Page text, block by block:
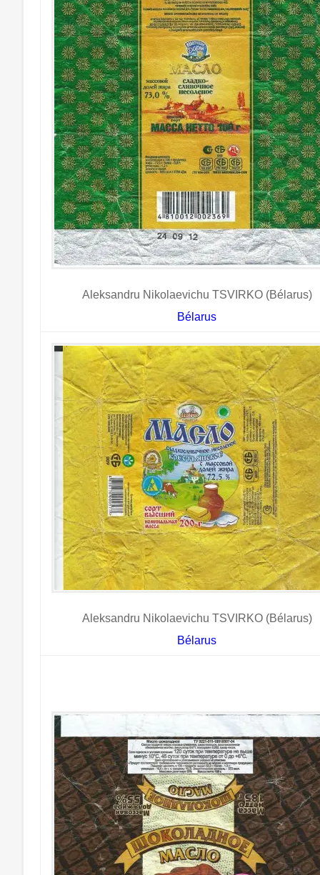
Aleksandru Nikolaevichu TSVIRKO (Bélarus)
Bélarus
Aleksandru Nikolaevichu TSVIRKO (Bélarus)
Bélarus